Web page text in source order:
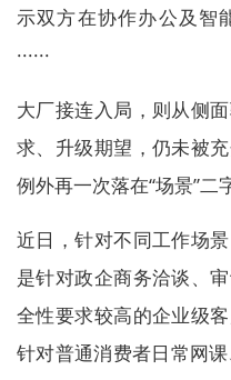
示双方在协作办公及智
······
大厂接连入局，则从侧
求、升级期望，仍未被
例外再一次落在“场景”二
近日，针对不同工作场
是针对政企商务洽谈、
全性要求较高的企业级
针对普通消费者日常网